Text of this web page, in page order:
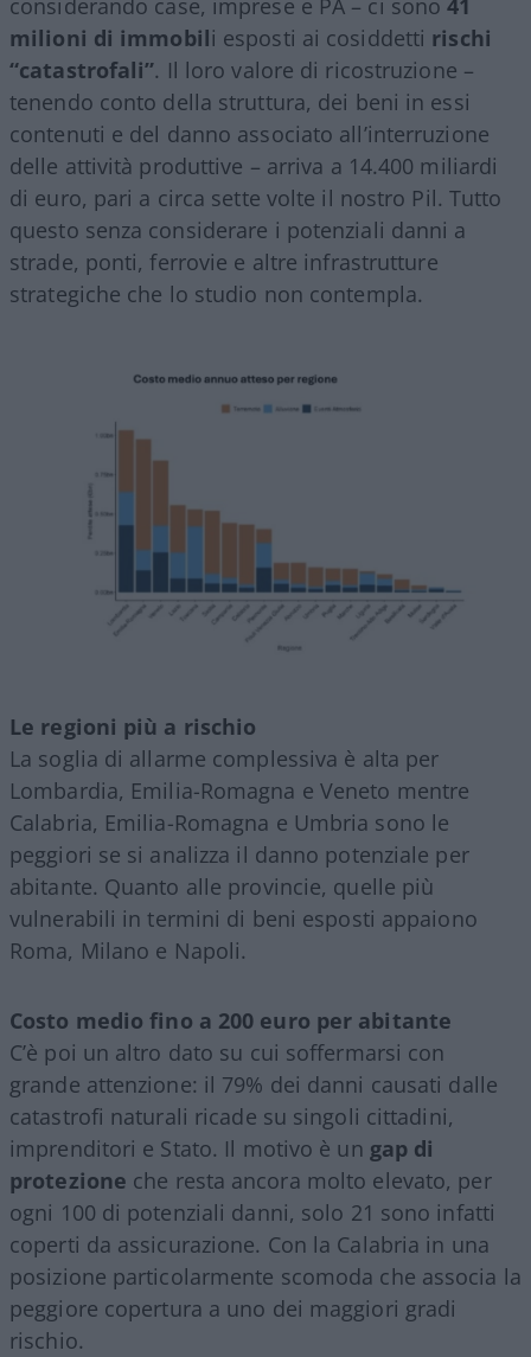
milioni di immobili esposti ai cosiddetti rischi
“catastrofali”. Il loro valore di ricostruzione –
tenendo conto della struttura, dei beni in essi
contenuti e del danno associato all’interruzione
delle attività produttive – arriva a 14.400 miliardi
di euro, pari a circa sette volte il nostro Pil. Tutto
questo senza considerare i potenziali danni a
strade, ponti, ferrovie e altre infrastrutture
strategiche che lo studio non contempla.
Le regioni più a rischio
La soglia di allarme complessiva è alta per
Lombardia, Emilia-Romagna e Veneto mentre
Calabria, Emilia-Romagna e Umbria sono le
peggiori se si analizza il danno potenziale per
abitante. Quanto alle provincie, quelle più
vulnerabili in termini di beni esposti appaiono
Roma, Milano e Napoli.
Costo medio fino a 200 euro per abitante
C’è poi un altro dato su cui soffermarsi con
grande attenzione: il 79% dei danni causati dalle
catastrofi naturali ricade su singoli cittadini,
imprenditori e Stato. Il motivo è un gap di
protezione che resta ancora molto elevato, per
ogni 100 di potenziali danni, solo 21 sono infatti
coperti da assicurazione. Con la Calabria in una
posizione particolarmente scomoda che associa la
peggiore copertura a uno dei maggiori gradi
rischio.